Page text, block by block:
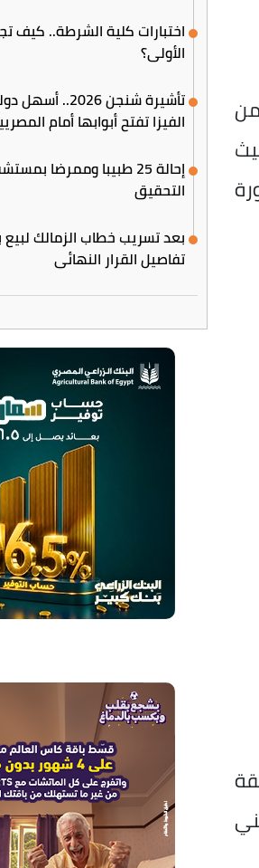
اختبارات كلية الشرطة.. كيف
الأولى؟
تأشيرة شنجن
الفيزا تفتح أبوابها أمام
إحالة 25 طبيبا وممرضا
التحقيق
بعد تسريب خطاب الزمالك
تفاصيل القرار النهائي